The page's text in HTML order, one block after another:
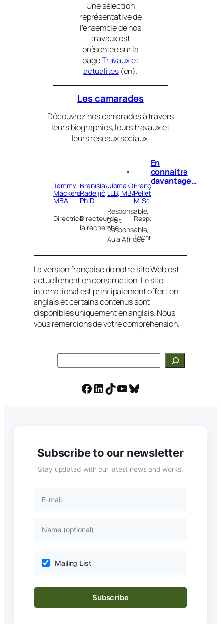
Une sélection
représentative de
l’ensemble de nos
travaux est
présentée sur la
pageTravaux et
actualités(en).
Les camarades
Découvrez nos camarades à travers
leurs biographies, leurs travaux et
leurs réseaux sociaux.
Tammy
Mackenzie,
MBA
Directrice
Branislav
Radeljić,
Ph.D.
Directeur de
la recherche
Uloma Okoro,
LLB, MBA
Responsable,
Droit,
Responsable,
Aula Afrique
François
Pelletier,
M.Sc.
Responsable
–
Technologie
En
connaitre
davantage…
La version française de notre site Web est
actuellement en construction. Le site
international est principalement offert en
anglais et certains contenus sont
disponibles uniquement en anglais. Nous
vous remercions de votre compréhension.
Facebook
LinkedIn
TikTok
YouTube
Bluesky
Subscribe to our newsletter
Stay updated with our latest news and works.
Mailing List